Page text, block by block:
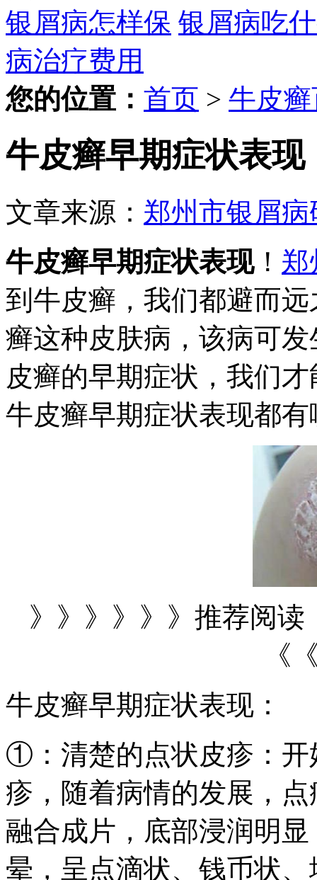
银屑病怎样保 银屑病吃
病治疗费用
您的位置： 首页 > 牛皮
牛皮癣早期症状表现
文章来源： 郑州市银屑病
牛皮癣早期症状表现！ 郑
到牛皮癣，我们都避而
癣这种皮肤病，该病可
皮癣的早期症状，我们
牛皮癣早期症状表现都
》》》》》》推荐阅读
《
牛皮癣早期症状表现：
①：清楚的点状皮疹：开
疹，随着病情的发展，
融合成片，底部浸润明
晕，呈点滴状、钱币状